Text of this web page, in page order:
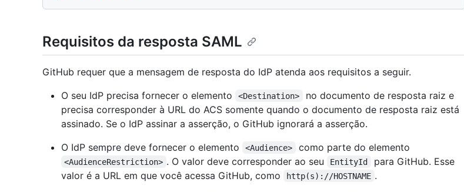
Requisitos da resposta SAML
GitHub requer que a mensagem de resposta do IdP atenda aos requisitos a seguir.
O seu IdP precisa fornecer o elemento
<Destination>
no documento de resposta raiz e
precisa corresponder à URL do ACS somente quando o documento de resposta raiz está
assinado. Se o IdP assinar a asserção, o GitHub ignorará a asserção.
O IdP sempre deve fornecer o elemento
<Audience> como parte do elemento
<AudienceRestriction> . O valor deve corresponder ao seu EntityId
para GitHub. Esse
valor é a URL em que você acessa GitHub, como
http(s)://HOSTNAME .